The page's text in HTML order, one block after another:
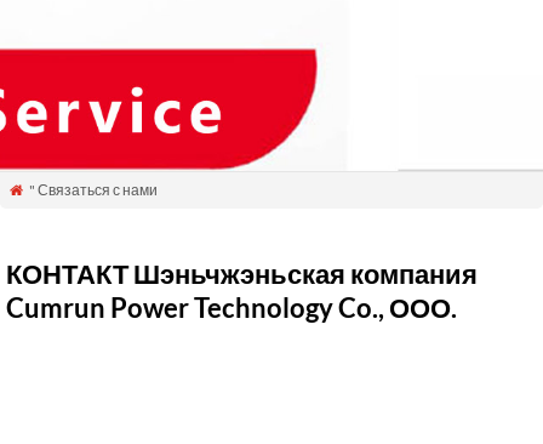
 " Связаться с нами
КОНТАКТШэньчжэньская компания
Cumrun Power Technology Co., ООО.